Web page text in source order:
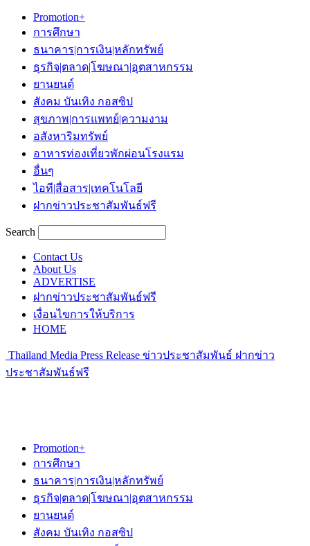
Promotion+
การศึกษา
ธนาคาร|การเงิน|หลักทรัพย์
ธุรกิจ|ตลาด|โฆษณา|อุตสาหกรรม
ยานยนต์
สังคม บันเทิง กอสซิป
สุขภาพ|การแพทย์|ความงาม
อสังหาริมทรัพย์
อาหารท่องเที่ยวพักผ่อนโรงแรม
อื่นๆ
ไอที|สื่อสาร|เทคโนโลยี
ฝากข่าวประชาสัมพันธ์ฟรี
Search
Contact Us
About Us
ADVERTISE
ฝากข่าวประชาสัมพันธ์ฟรี
เงื่อนไขการให้บริการ
HOME
Thailand Media Press Release ข่าวประชาสัมพันธ์ ฝากข่าว
ประชาสัมพันธ์ฟรี
Promotion+
การศึกษา
ธนาคาร|การเงิน|หลักทรัพย์
ธุรกิจ|ตลาด|โฆษณา|อุตสาหกรรม
ยานยนต์
สังคม บันเทิง กอสซิป